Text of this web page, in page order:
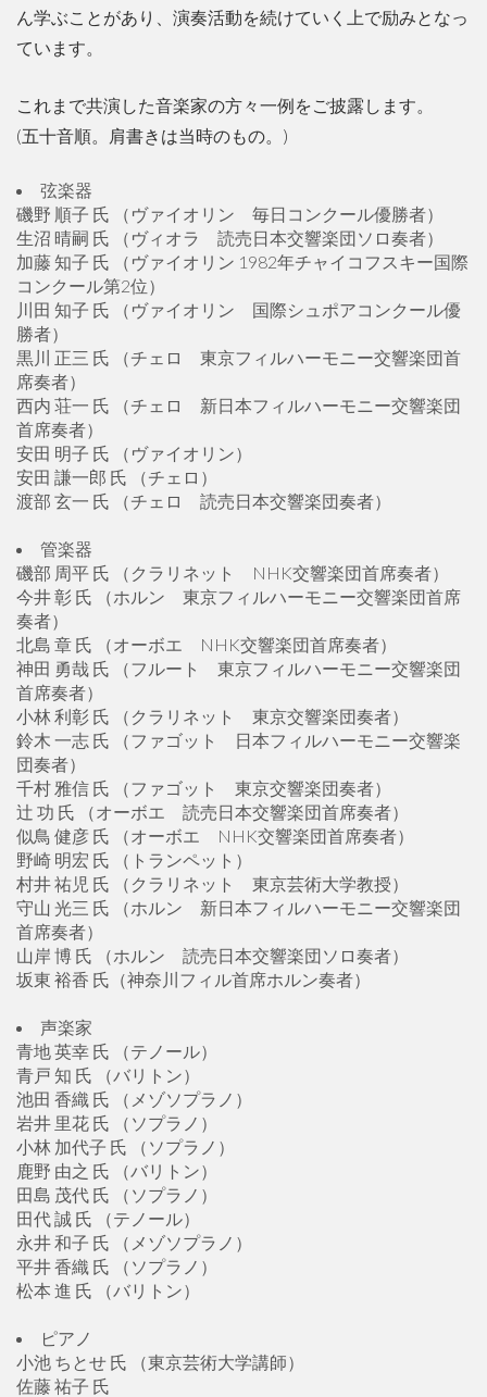
ん学ぶことがあり、演奏活動を続けていく上で励みとなっ
ています。
これまで共演した音楽家の方々一例をご披露します。
(五十音順。肩書きは当時のもの。)
弦楽器
磯野 順子 氏 （ヴァイオリン 毎日コンクール優勝者）
生沼 晴嗣 氏 （ヴィオラ 読売日本交響楽団ソロ奏者）
加藤 知子 氏 （ヴァイオリン 1982年チャイコフスキー国際
コンクール第2位）
川田 知子 氏 （ヴァイオリン 国際シュポアコンクール優
勝者）
黒川 正三 氏 （チェロ 東京フィルハーモニー交響楽団首
席奏者）
西内 荘一 氏 （チェロ 新日本フィルハーモニー交響楽団
首席奏者）
安田 明子 氏 （ヴァイオリン）
安田 謙一郎 氏 （チェロ）
渡部 玄一 氏 （チェロ 読売日本交響楽団奏者）
管楽器
磯部 周平 氏 （クラリネット NHK交響楽団首席奏者）
今井 彰 氏 （ホルン 東京フィルハーモニー交響楽団首席
奏者）
北島 章 氏 （オーボエ NHK交響楽団首席奏者）
神田 勇哉 氏 （フルート 東京フィルハーモニー交響楽団
首席奏者）
小林 利彰 氏 （クラリネット 東京交響楽団奏者）
鈴木 一志 氏 （ファゴット 日本フィルハーモニー交響楽
団奏者）
千村 雅信 氏 （ファゴット 東京交響楽団奏者）
辻 功 氏 （オーボエ 読売日本交響楽団首席奏者）
似鳥 健彦 氏 （オーボエ NHK交響楽団首席奏者）
野崎 明宏 氏 （トランペット）
村井 祐児 氏 （クラリネット 東京芸術大学教授）
守山 光三 氏 （ホルン 新日本フィルハーモニー交響楽団
首席奏者）
山岸 博 氏 （ホルン 読売日本交響楽団ソロ奏者）
坂東 裕香 氏（神奈川フィル首席ホルン奏者）
声楽家
青地 英幸 氏 （テノール）
青戸 知 氏 （バリトン）
池田 香織 氏 （メゾソプラノ）
岩井 里花 氏 （ソプラノ）
小林 加代子 氏 （ソプラノ）
鹿野 由之 氏 （バリトン）
田島 茂代 氏 （ソプラノ）
田代 誠 氏 （テノール）
永井 和子 氏 （メゾソプラノ）
平井 香織 氏 （ソプラノ）
松本 進 氏 （バリトン）
ピアノ
小池 ちとせ 氏 （東京芸術大学講師）
佐藤 祐子 氏